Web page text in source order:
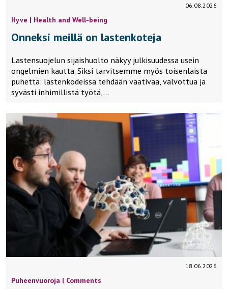
06.08.2026
Hyve | Health and Well-being
Onneksi meillä on lastenkoteja
Lastensuojelun sijaishuolto näkyy julkisuudessa usein
ongelmien kautta. Siksi tarvitsemme myös toisenlaista
puhetta: lastenkodeissa tehdään vaativaa, valvottua ja
syvästi inhimillistä työtä,…
18.06.2026
Puheenvuoroja | Comments